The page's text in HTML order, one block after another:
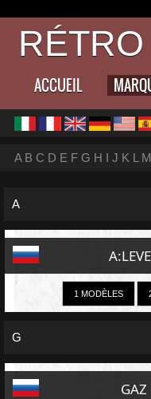
ACCUEIL
A B C D E F G H I J K L M
A
1 MODÈLES
G
GAZ